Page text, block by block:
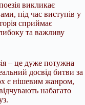
викликає
під час виступів у
сприймає
та важливу
– це дуже потужна
досвід битви за
є нішевим жанром,
набагато